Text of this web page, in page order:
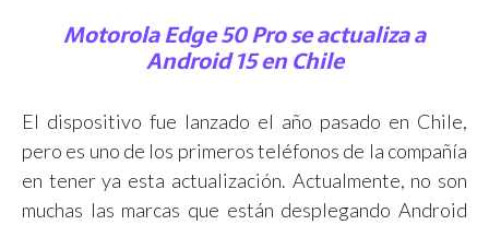
Motorola Edge 50 Pro se actualiza a
Android 15 en Chile
El dispositivo fue lanzado el año pasado en Chile,
pero es uno de los primeros teléfonos de la compañía
en tener ya esta actualización. Actualmente, no son
muchas las marcas que están desplegando Android